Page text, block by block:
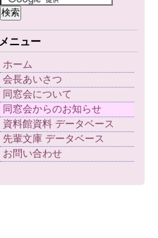
メニュー
ホーム
会長あいさつ
同窓会について
同窓会からのお知らせ
資料館資料 データベース
先輩文庫 データベース
お問い合わせ